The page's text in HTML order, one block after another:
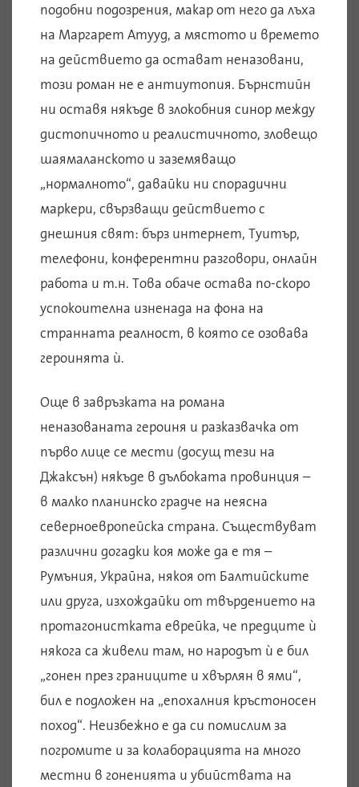
подобни подозрения, макар от него да лъха
на Маргарет Атууд, а мястото и времето
на действието да остават неназовани,
този роман не е антиутопия. Бърнстийн
ни оставя някъде в злокобния синор между
дистопичното и реалистичното, зловещо
шаямаланското и заземяващо
„нормалното“, давайки ни спорадични
маркери, свързващи действието с
днешния свят: бърз интернет, Туитър,
телефони, конферентни разговори, онлайн
работа и т.н. Това обаче остава по-скоро
успокоителна изненада на фона на
странната реалност, в която се озовава
героинята ѝ.
Още в завръзката на романа
неназованата героиня и разказвачка от
първо лице се мести (досущ тези на
Джаксън) някъде в дълбоката провинция –
в малко планинско градче на неясна
северноевропейска страна. Съществуват
различни догадки коя може да е тя –
Румъния, Украйна, някоя от Балтийските
или друга, изхождайки от твърдението на
протагонистката еврейка, че предците ѝ
някога са живели там, но народът ѝ е бил
„гонен през границите и хвърлян в ями“,
бил е подложен на „епохалния кръстоносен
поход“. Неизбежно е да си помислим за
погромите и за колаборацията на много
местни в гоненията и убийствата на